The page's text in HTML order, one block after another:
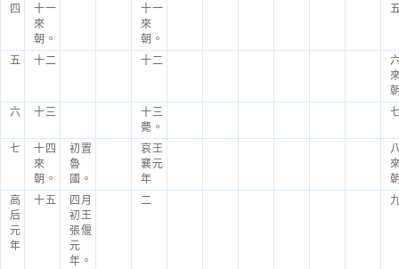
四
十一
來
朝。
十一
來
朝。
五 十二 十二
六
十三
十三
薨。
七
十四
來
朝。
初置
魯
國。
哀王
襄元
年
高
后
元
年
十五
四月
初王
張偃
元
年。
二